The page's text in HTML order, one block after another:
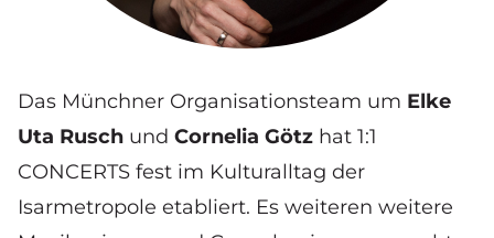
Das Münchner Organisationsteam um Elke
Uta Rusch und Cornelia Götz hat 1:1
CONCERTS fest im Kulturalltag der
Isarmetropole etabliert. Es weiteren weitere